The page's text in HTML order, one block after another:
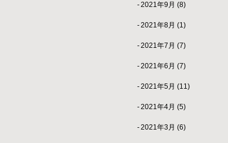
2021年9月 (8)
2021年8月 (1)
2021年7月 (7)
2021年6月 (7)
2021年5月 (11)
2021年4月 (5)
2021年3月 (6)